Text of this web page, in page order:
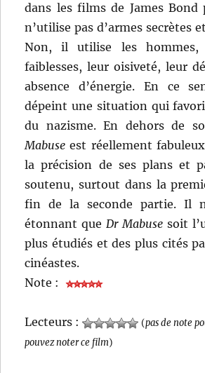
dans les films de James Bond
n’utilise pas d’armes secrètes
Non, il utilise les hommes,
faiblesses, leur oisiveté, leur
absence d’énergie. En ce
dépeint une situation qui
du nazisme. En dehors de
Mabuse est réellement
la précision de ses plans et
soutenu, surtout dans la
fin de la seconde partie. Il
étonnant que Dr Mabuse soit
plus étudiés et des plus cités
cinéastes.
Note :
Lecteurs : (pas de note
pouvez noter ce film)